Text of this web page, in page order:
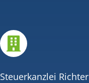

Steuerkanzlei Richter